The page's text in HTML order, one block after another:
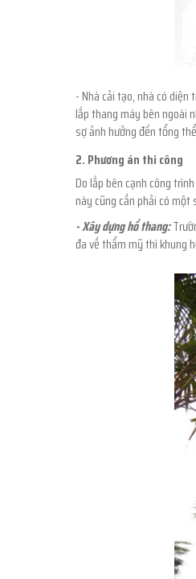
- Nhà cải tạo, nhà có
lắp thang máy bên ngoài
sợ ảnh hưởng đến tổng
2. Phương án thi công
Do lắp bên cạnh công
này cũng cần phải có một
- Xây dựng hố thang:
đa về thẩm mỹ thì khung